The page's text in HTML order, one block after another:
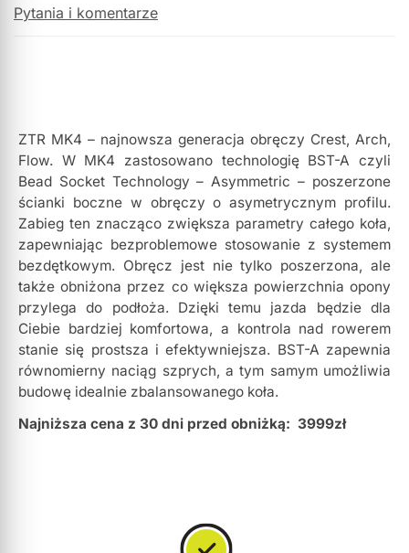
Pytania i komentarze
ZTR MK4 – najnowsza generacja obręczy Crest, Arch,
Flow. W MK4 zastosowano technologię BST-A czyli
Bead Socket Technology – Asymmetric – poszerzone
ścianki boczne w obręczy o asymetrycznym profilu.
Zabieg ten znacząco zwiększa parametry całego koła,
zapewniając bezproblemowe stosowanie z systemem
bezdętkowym. Obręcz jest nie tylko poszerzona, ale
także obniżona przez co większa powierzchnia opony
przylega do podłoża. Dzięki temu jazda będzie dla
Ciebie bardziej komfortowa, a kontrola nad rowerem
stanie się prostsza i efektywniejsza. BST-A zapewnia
równomierny naciąg szprych, a tym samym umożliwia
budowę idealnie zbalansowanego koła.
Najniższa cena z 30 dni przed obniżką: 3999zł